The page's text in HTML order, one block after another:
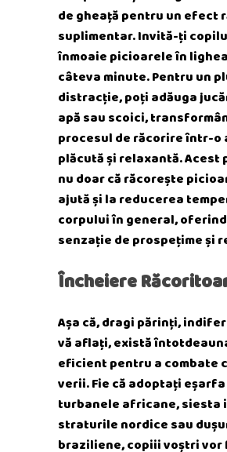
de gheață pentru un efect
suplimentar. Invită-ți
înmoaie picioarele în
câteva minute. Pentru un
distracție, poți adăuga
apă sau scoici,
procesul de răcorire într-
plăcută și relaxantă. Acest
nu doar că răcorește
ajută și la reducerea
corpului în general,
senzație de prospețime și
Încheiere
Așa că, dragi părinți,
vă aflați, există
eficient pentru a combate
verii. Fie că adoptați
turbanele africane, siesta
straturile nordice sau
braziliene, copiii voștri